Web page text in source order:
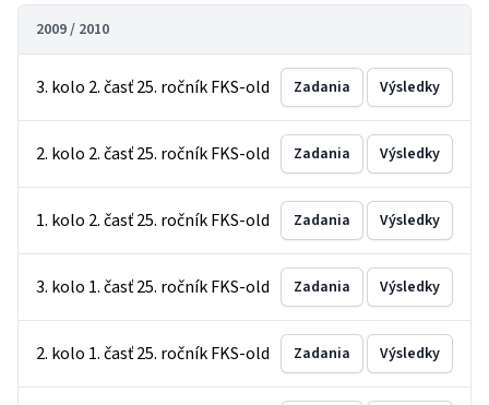
2009 / 2010
3. kolo 2. časť 25. ročník FKS-old Zadania Výsledky
2. kolo 2. časť 25. ročník FKS-old Zadania Výsledky
1. kolo 2. časť 25. ročník FKS-old Zadania Výsledky
3. kolo 1. časť 25. ročník FKS-old Zadania Výsledky
2. kolo 1. časť 25. ročník FKS-old Zadania Výsledky